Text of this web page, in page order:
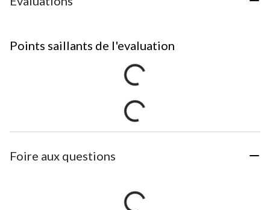
Points saillants de l'evaluation
Foire aux questions